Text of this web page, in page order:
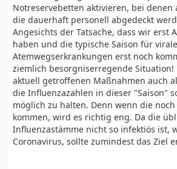
Notreservebetten aktivieren, bei
die dauerhaft personell abgedeckt
Angesichts der Tatsache, dass wir erst
haben und die typische Saison für virale
Atemwegserkrankungen erst noch
ziemlich besorgniserregende Situation!
aktuell getroffenen Maßnahmen auch
die Influenzazahlen in dieser "Saison"
möglich zu halten. Denn wenn die
kommen, wird es richtig eng. Da die
Influenzastämme nicht so infektiös ist,
Coronavirus, sollte zumindest das Ziel